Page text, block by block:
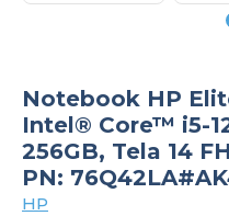
Notebook HP
Intel® Core™ i5-
256GB, Tela 14
PN:
HP